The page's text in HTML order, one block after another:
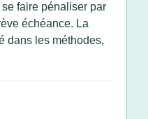
faire pénaliser par
échéance. La
dans les méthodes,